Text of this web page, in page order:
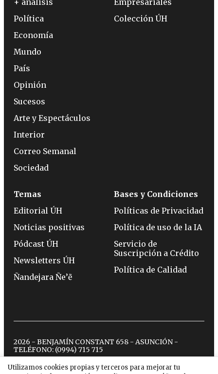
Utilizamos cookies propias y terceros para mejorar tu
Política
Economía
Mundo
País
Opinión
Sucesos
Arte y Espectáculos
Interior
Correo Semanal
Sociedad
Colección ÚH
Temas
Editorial ÚH
Noticias positivas
Pódcast ÚH
Newsletters ÚH
Ñandejara Ñe’ẽ
Bases y Condiciones
Políticas de Privacidad
Política de uso de la IA
Servicio de
Suscripción a Crédito
Política de Calidad
2026 - BENJAMÍN CONSTANT 658 - ASUNCIÓN -
TELÉFONO: (0994) 715 715